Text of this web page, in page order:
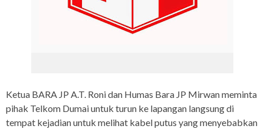
Ketua BARA JP A.T. Roni dan Humas Bara JP Mirwan meminta
pihak Telkom Dumai untuk turun ke lapangan langsung di
tempat kejadian untuk melihat kabel putus yang menyebabkan